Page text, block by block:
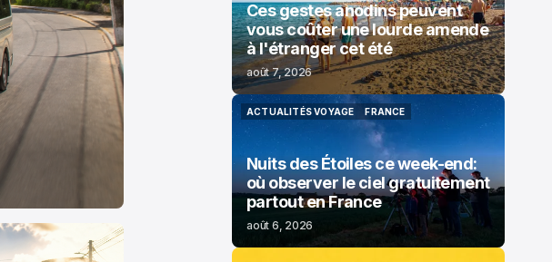
Ces gestes anodins peuvent
vous coûter une lourde amende
à l'étranger cet été
août 7, 2026
ACTUALITÉS VOYAGE
ACTUALITÉS VOYAGE
FRANCE
FRANCE
Nuits des Étoiles ce week-end:
où observer le ciel gratuitement
partout en France
août 6, 2026